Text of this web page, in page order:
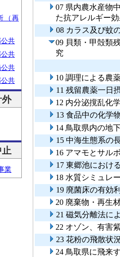
（再
共
共
共
共
外
業
07 県内農水産物
た抗アレルギー
08 カラス及び蚊
09 貝類・甲殻類
究
10 調理による農
11 残留農薬一日
12 内分泌撹乱化
13 食品中の化学
14 鳥取県内の地
15 中海生態系の
16 アマモとサル
17 東郷池におけ
18 水質シミュレ
19 廃菌床の有効
20 廃棄物・再生
21 磁気分離法に
22 オゾン、有害
23 花粉の飛散状
24 鳥取県に飛来